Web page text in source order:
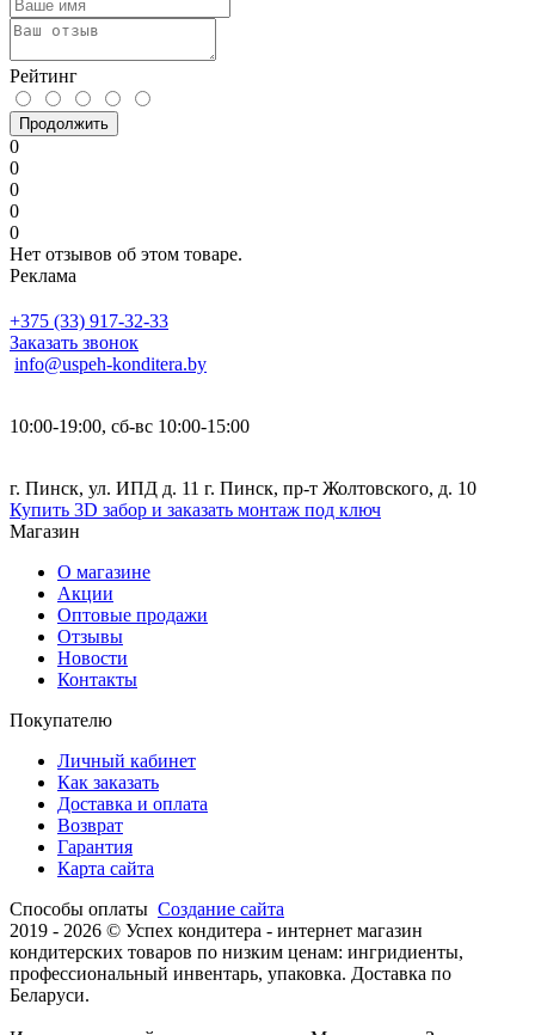
Рейтинг
Продолжить
0
0
0
0
0
Нет отзывов об этом товаре.
Реклама
+375 (33) 917-32-33
Заказать звонок
info@uspeh-konditera.by
10:00-19:00, сб-вс 10:00-15:00
г. Пинск, ул. ИПД д. 11 г. Пинск, пр-т Жолтовского, д. 10
Купить 3D забор и заказать монтаж под ключ
Магазин
О магазине
Акции
Оптовые продажи
Отзывы
Новости
Контакты
Покупателю
Личный кабинет
Как заказать
Доставка и оплата
Возврат
Гарантия
Карта сайта
Способы оплаты Создание сайта
2019 - 2026 © Успех кондитера - интернет магазин
кондитерских товаров по низким ценам: ингридиенты,
профессиональный инвентарь, упаковка. Доставка по
Беларуси.